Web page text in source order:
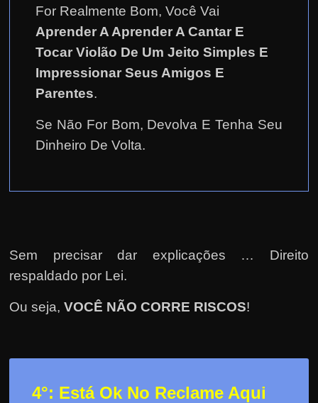
For Realmente Bom, Você Vai
Aprender A Aprender A Cantar E
Tocar Violão De Um Jeito Simples E
Impressionar Seus Amigos E
Parentes.
Se Não For Bom, Devolva E Tenha Seu
Dinheiro De Volta.
Sem precisar dar explicações … Direito
respaldado por Lei.
Ou seja,VOCÊ NÃO CORRE RISCOS!
4°: Está Ok No Reclame Aqui